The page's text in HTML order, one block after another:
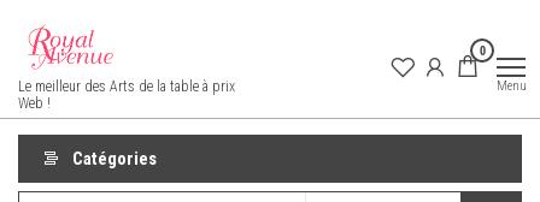
contenu
Royal Avenue
Le meilleur des Arts de la table à prix
Web !
0
Menu
Catégories